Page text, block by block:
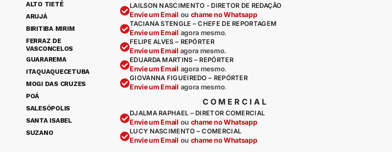
ALTO TIETÊ
ARUJÁ
BIRITIBA MIRIM
FERRAZ DE
VASCONCELOS
GUARAREMA
ITAQUAQUECETUBA
MOGI DAS CRUZES
POÁ
SALESÓPOLIS
SANTA ISABEL
SUZANO
LAILSON NASCIMENTO - DIRETOR DE REDAÇÃO
Envie um Email ou chame no Whatsapp
TACIANA STENGLE – CHEFE DE REPORTAGEM
Envie um Email agora mesmo.
FELIPE ALVES – REPÓRTER
Envie um Email agora mesmo.
EDUARDA MARTINS – REPÓRTER
Envie um Email agora mesmo.
GIOVANNA FIGUEIREDO – REPÓRTER
Envie um Email agora mesmo.
COMERCIAL
DJALMA RAPHAEL – DIRETOR COMERCIAL
Envie um Email ou chame no Whatsapp
LUCY NASCIMENTO – COMERCIAL
Envie um Email ou chame no Whatsapp